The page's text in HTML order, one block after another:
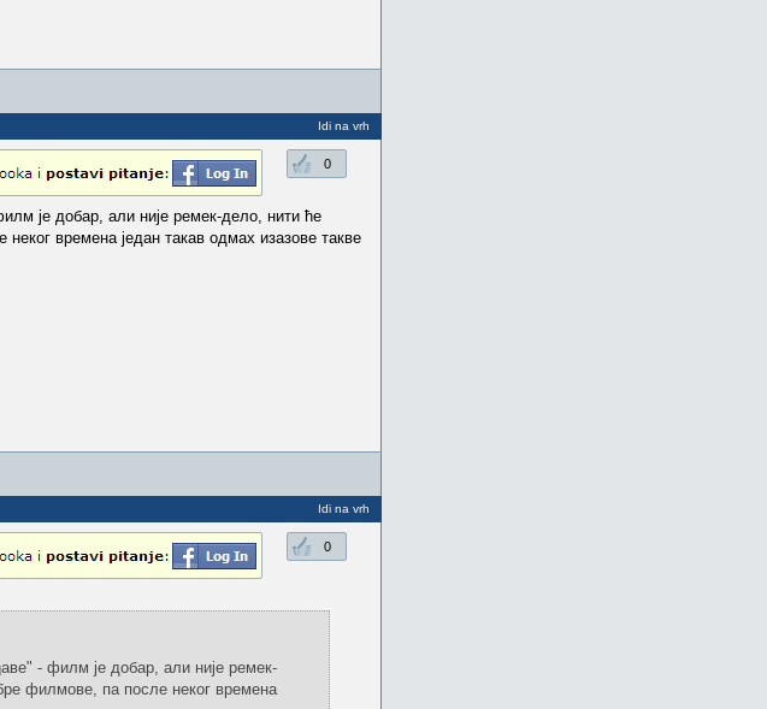
Idi na vrh
0
је добар, али није ремек-дело, нити ће
времена један такав одмах изазове такве
Idi na vrh
0
- филм је добар, али није ремек-
филмове, па после неког времена